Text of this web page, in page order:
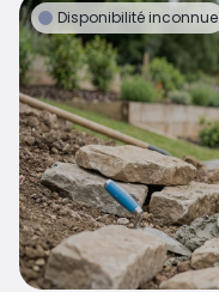
Disponibilité inconnue